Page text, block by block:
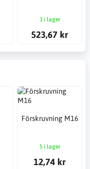
3 i lager
523,67 kr
Förskruvning M16
5 i lager
12,74 kr